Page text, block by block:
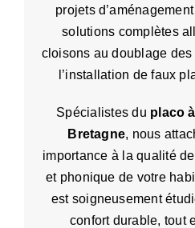
projets
solutions complètes
cloisons au doublage
l’installation de faux
Spécialistes du placo
Bretagne, nous
importance à la qualité
et phonique de votre
est soigneusement
confort durable, tout